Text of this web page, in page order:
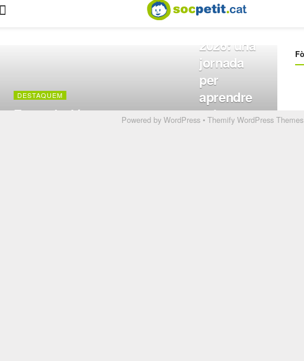
Powered by WordPress• Themify WordPress Themes